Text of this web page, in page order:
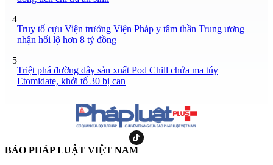
4
Truy tố cựu Viện trưởng Viện Pháp y tâm thần Trung ương
nhận hối lộ hơn 8 tỷ đồng
5
Triệt phá đường dây sản xuất Pod Chill chứa ma túy
Etomidate, khởi tố 30 bị can
BÁO PHÁP LUẬT VIỆT NAM